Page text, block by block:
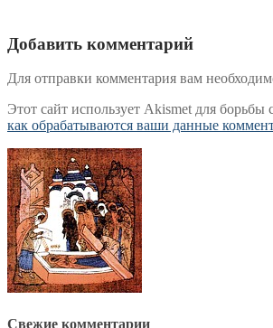
Добавить комментарий
Для отправки комментария вам
Этот сайт использует Akismet для борьбы
как обрабатываются ваши данные
Свежие комментарии